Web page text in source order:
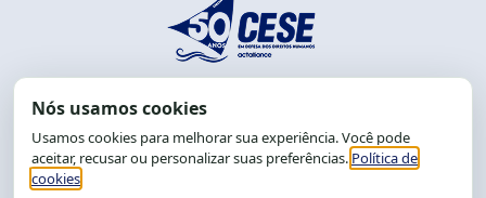
End.: R. da Graça, 150. Graça
CEP: 40.150-055
Salvador-BA, Brasil.
Tel.: (71) 2104-5457, Cel.: (71) 9 9239-2104 ou 2105